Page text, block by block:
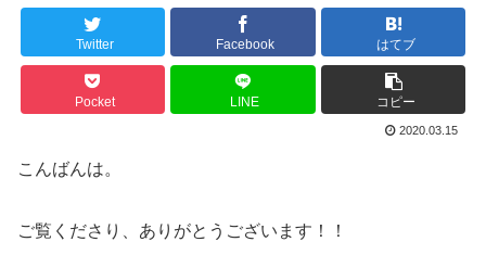
Twitter Facebook はてブ
Pocket LINE コピー
2020.03.15
こんばんは。
ご覧くださり、ありがとうございます！！